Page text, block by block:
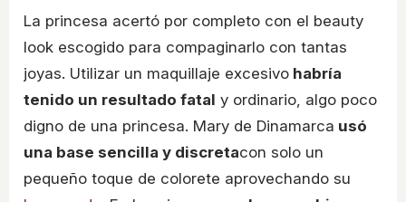
La princesa acertó por completo con el beauty
look escogido para compaginarlo con tantas
joyas. Utilizar un maquillaje excesivo habría
tenido un resultado fatal y ordinario, algo poco
digno de una princesa. Mary de Dinamarca usó
una base sencilla y discretacon solo un
pequeño toque de colorete aprovechando su